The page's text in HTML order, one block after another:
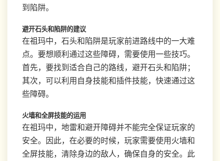
到陷阱。
避开石头和陷阱的建议
在祖玛中，石头和陷阱是玩家前进路线中的一大难
点。要想顺利通过这些障碍，需要使用一些技巧。
首先，要找到适合自己的路线，避开石头和陷阱；
其次，可以利用自身技能和插件技能，快速通过这
些障碍。
火墙和全屏技能的运用
在祖玛中，地雷和避开障碍并不能完全保证玩家的
安全。因此，在必要的时候，玩家需要使用火墙和
全屏技能，清除身边的敌人，确保自身的安全。此